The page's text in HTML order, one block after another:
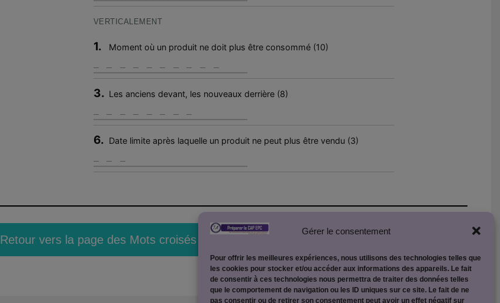
Gérer le consentement
Pour offrir les meilleures expériences, nous utilisons des technologies telles que
les cookies pour stocker et/ou accéder aux informations des appareils. Le fait
de consentir à ces technologies nous permettra de traiter des données telles
que le comportement de navigation ou les ID uniques sur ce site. Le fait de ne
pas consentir ou de retirer son consentement peut avoir un effet négatif sur
VERTICALEMENT
1. Moment où un produit ne doit plus être consommé (10)
3. Les anciens devant, les nouveaux derrière (8)
6. Date limite après laquelle un produit ne peut plus être vendu (3)
Retour vers la page des Mots croisés